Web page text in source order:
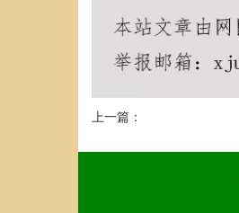
上一篇：